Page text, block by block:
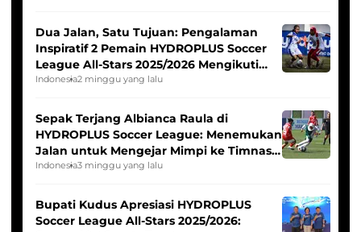
Dua Jalan, Satu Tujuan: Pengalaman
Inspiratif 2 Pemain HYDROPLUS Soccer
League All-Stars 2025/2026 Mengikuti
Seleksi Timnas Indonesia Putri
Indonesia2 minggu yang lalu
Sepak Terjang Albianca Raula di
HYDROPLUS Soccer League: Menemukan
Jalan untuk Mengejar Mimpi ke Timnas
Indonesia Putri
Indonesia3 minggu yang lalu
Bupati Kudus Apresiasi HYDROPLUS
Soccer League All-Stars 2025/2026: